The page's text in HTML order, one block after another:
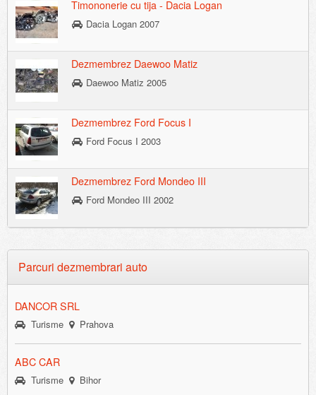
Timononerie cu tija - Dacia Logan
Dacia Logan 2007
Dezmembrez Daewoo Matiz
Daewoo Matiz 2005
Dezmembrez Ford Focus I
Ford Focus I 2003
Dezmembrez Ford Mondeo III
Ford Mondeo III 2002
Parcuri dezmembrari auto
DANCOR SRL
Turisme Prahova
ABC CAR
Turisme Bihor